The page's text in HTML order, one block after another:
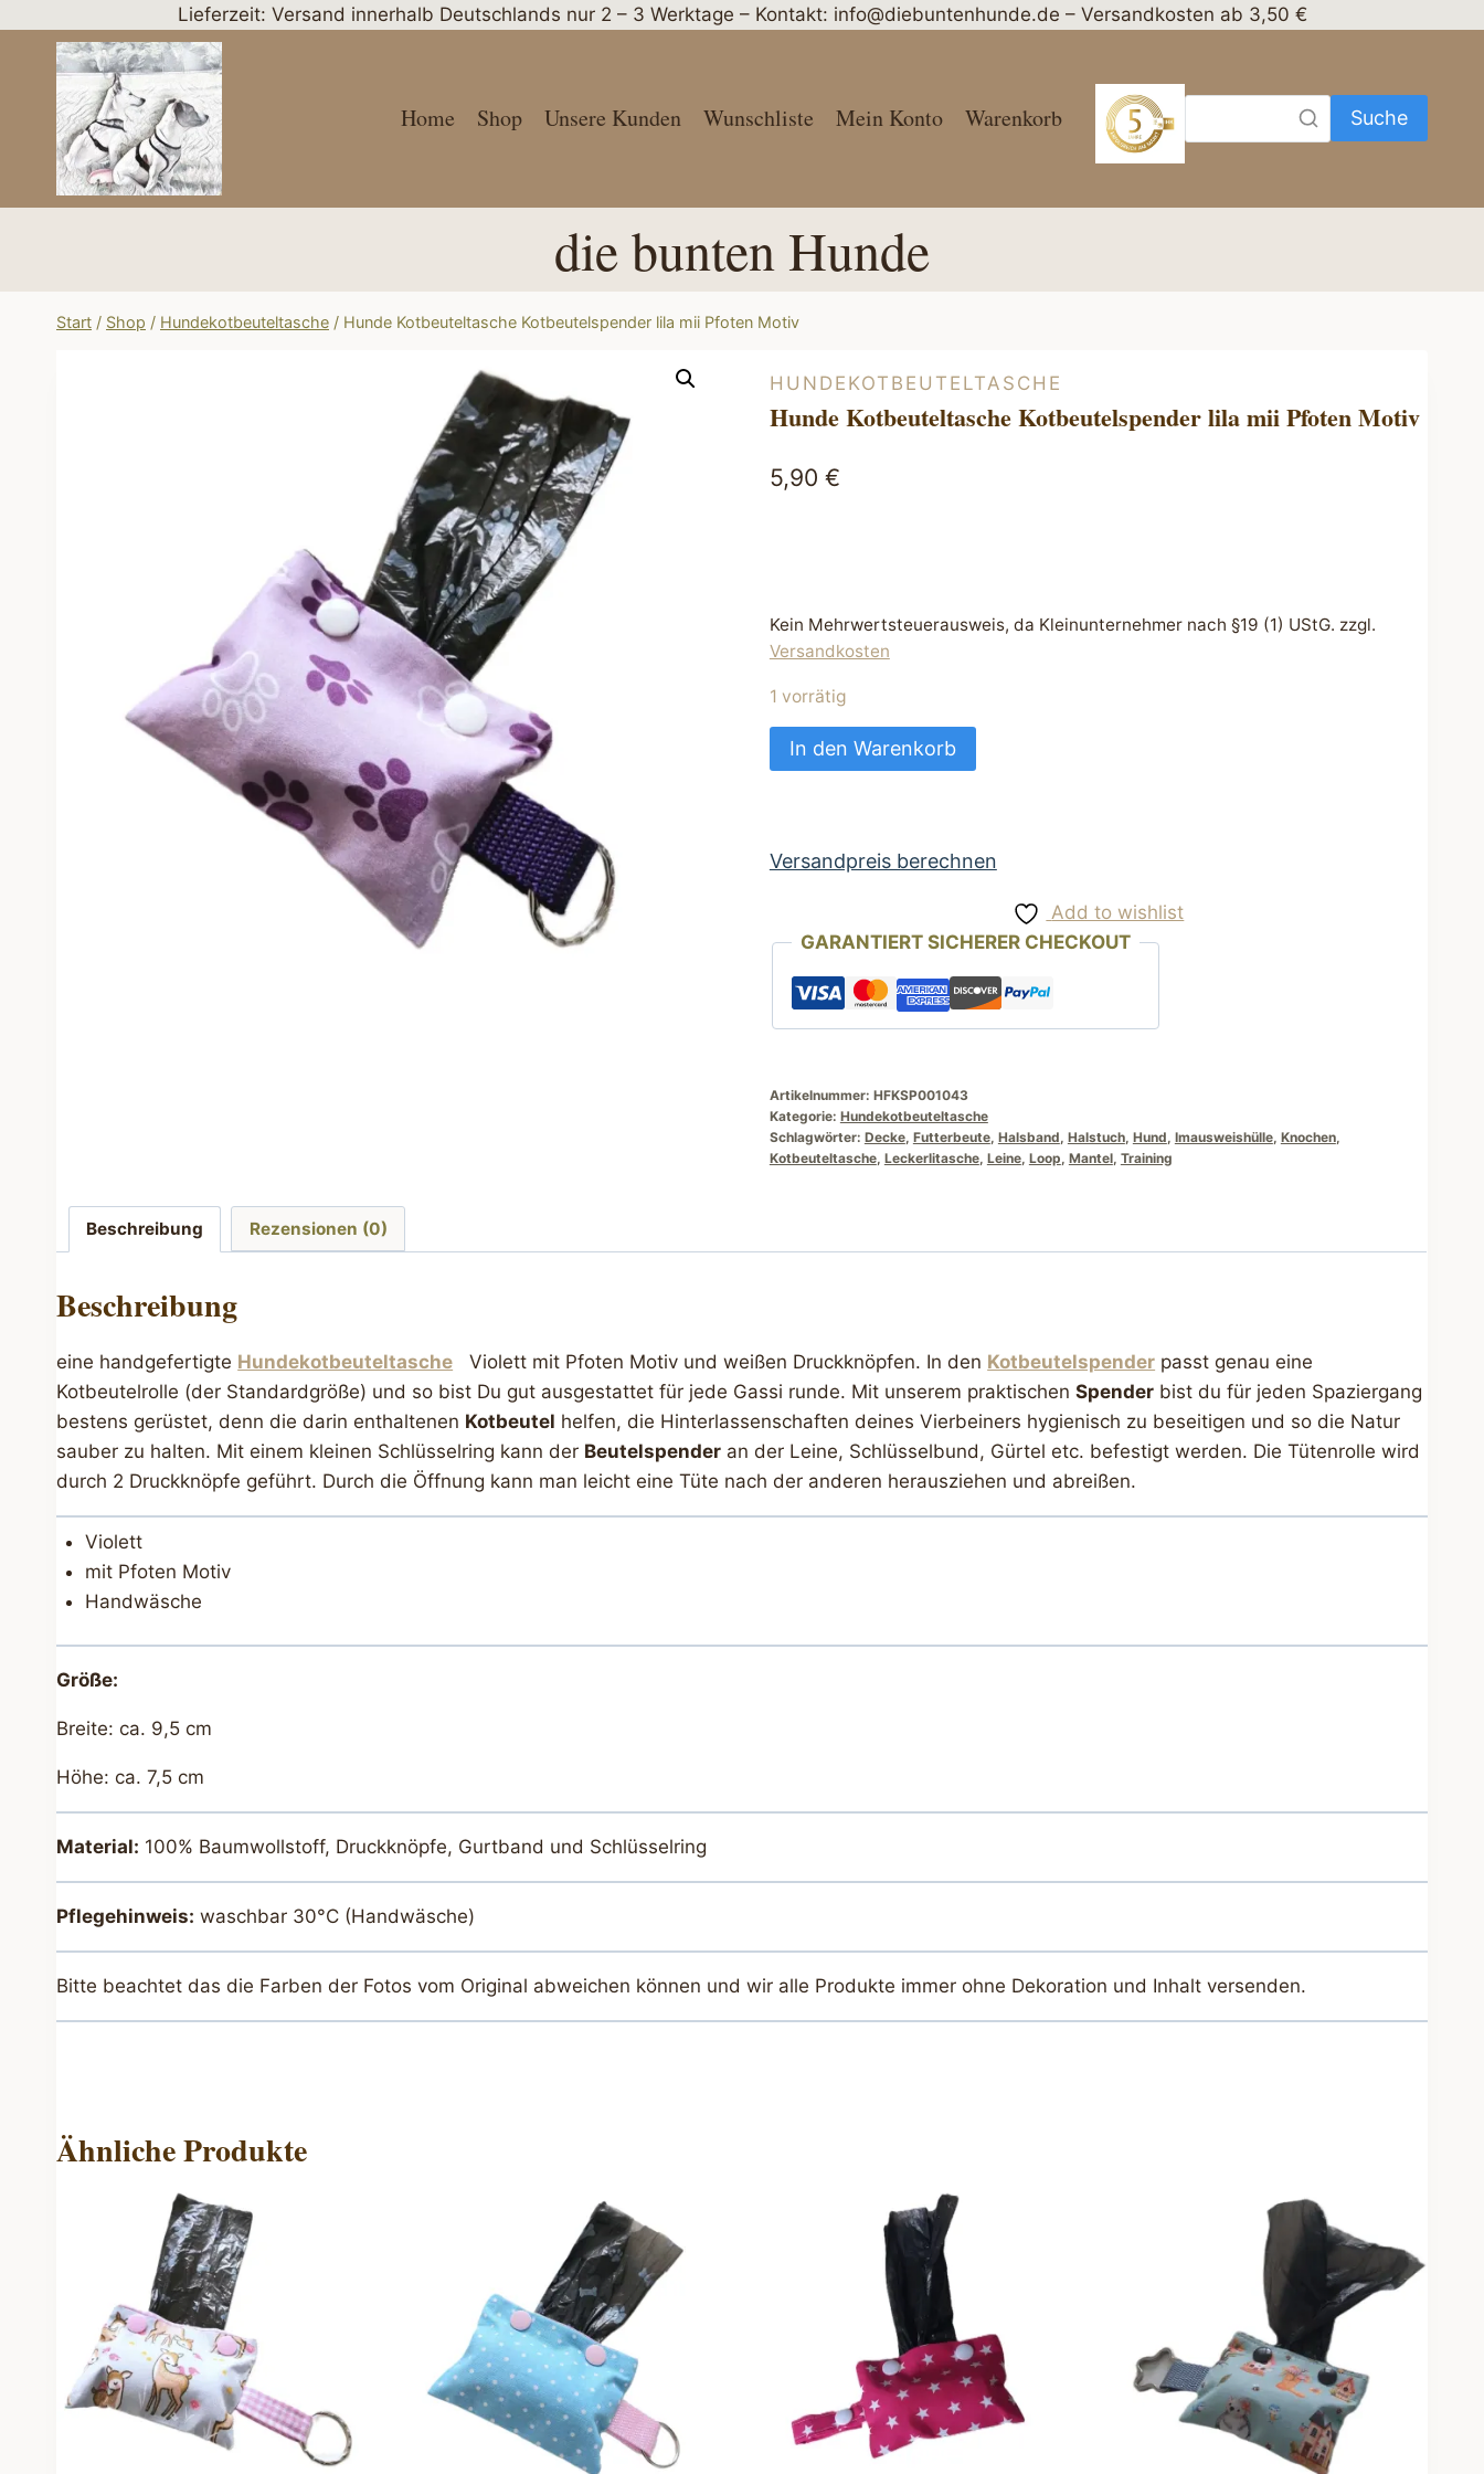
springen
Lieferzeit: Versand innerhalb Deutschlands nur 2 – 3 Werktage – Kontakt: info@diebuntenhunde.de – Versandkosten ab 3,50 €
Home Shop Unsere Kunden Wunschliste Mein Konto Warenkorb Suche
die bunten Hunde
Start / Shop / Hundekotbeuteltasche / Hunde Kotbeuteltasche Kotbeutelspender lila mii Pfoten Motiv
HUNDEKOTBEUTELTASCHE
Hunde Kotbeuteltasche Kotbeutelspender lila mii Pfoten Motiv
5,90 €
Kein Mehrwertsteuerausweis, da Kleinunternehmer nach §19 (1) UStG. zzgl.
Versandkosten
1 vorrätig
Hunde
Kotbeuteltasche
mii
Menge
In den Warenkorb
Versandpreis berechnen
Add to wishlist
GARANTIERT SICHERER CHECKOUT
Artikelnummer: HFKSP001043
Kategorie: Hundekotbeuteltasche
Schlagwörter: Decke, Futterbeute, Halsband, Halstuch, Hund, Imausweishülle, Knochen,
Kotbeuteltasche, Leckerlitasche, Leine, Loop, Mantel, Training
Beschreibung Rezensionen (0)
Beschreibung
eine handgefertigte Hundekotbeuteltasche Violett mit Pfoten Motiv und weißen Druckknöpfen. In den Kotbeutelspender passt genau eine
Kotbeutelrolle (der Standardgröße) und so bist Du gut ausgestattet für jede Gassi runde. Mit unserem praktischenSpender bist du für jeden Spaziergang
bestens gerüstet, denn die darin enthaltenen Kotbeutel helfen, die Hinterlassenschaften deines Vierbeiners hygienisch zu beseitigen und so die Natur
sauber zu halten. Mit einem kleinen Schlüsselring kann der Beutelspender an der Leine, Schlüsselbund, Gürtel etc. befestigt werden. Die Tütenrolle wird
durch 2 Druckknöpfe geführt. Durch die Öffnung kann man leicht eine Tüte nach der anderen herausziehen und abreißen.
Violett
mit Pfoten Motiv
Handwäsche
Größe:
Breite: ca. 9,5 cm
Höhe: ca. 7,5 cm
Material: 100% Baumwollstoff, Druckknöpfe, Gurtband und Schlüsselring
Pflegehinweis: waschbar 30°C (Handwäsche)
Bitte beachtet das die Farben der Fotos vom Original abweichen können und wir alle Produkte immer ohne Dekoration und Inhalt versenden.
Ähnliche Produkte